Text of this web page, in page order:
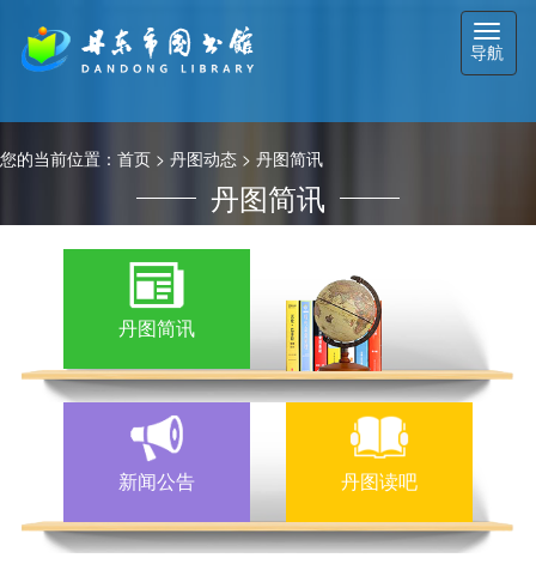
切
换
导
导航
您的当前位置： 首页 > 丹图动态 > 丹图简讯
丹图简讯
丹图简讯
新闻公告 丹图读吧